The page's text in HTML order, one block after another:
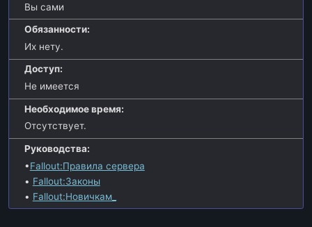
Вы сами
Обязанности:
Их нету.
Доступ:
Не имеется
Необходимое время:
Отсутствует.
Руководства:
•Fallout:Правила сервера
• Fallout:Законы
• Fallout:Новичкам_